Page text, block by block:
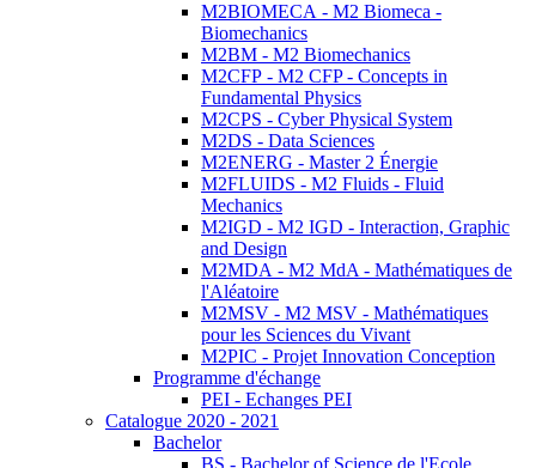
M2BIOMECA - M2 Biomeca -
Biomechanics
M2BM - M2 Biomechanics
M2CFP - M2 CFP - Concepts in
Fundamental Physics
M2CPS - Cyber Physical System
M2DS - Data Sciences
M2ENERG - Master 2 Énergie
M2FLUIDS - M2 Fluids - Fluid
Mechanics
M2IGD - M2 IGD - Interaction, Graphic
and Design
M2MDA - M2 MdA - Mathématiques de
l'Aléatoire
M2MSV - M2 MSV - Mathématiques
pour les Sciences du Vivant
M2PIC - Projet Innovation Conception
Programme d'échange
PEI - Echanges PEI
Catalogue 2020 - 2021
Bachelor
BS - Bachelor of Science de l'Ecole